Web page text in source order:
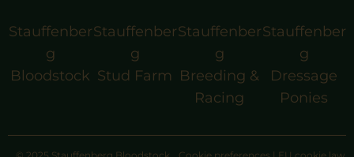
Stauffenber
g
Bloodstock
Stauffenber
g
Stud Farm
Stauffenber
g
Breeding &
Racing
Stauffenber
g
Dressage
Ponies